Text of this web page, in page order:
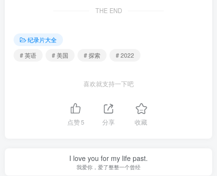
THE END
纪录片大全
# 英语
# 美国 # 探索 # 2022
喜欢就支持一下吧
点赞5 分享 收藏
I love you for my life past.
我爱你，爱了整整一个曾经